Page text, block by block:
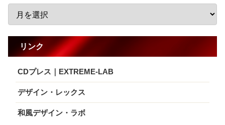
リンク
CDプレス｜EXTREME-LAB
デザイン・レックス
和風デザイン・ラボ